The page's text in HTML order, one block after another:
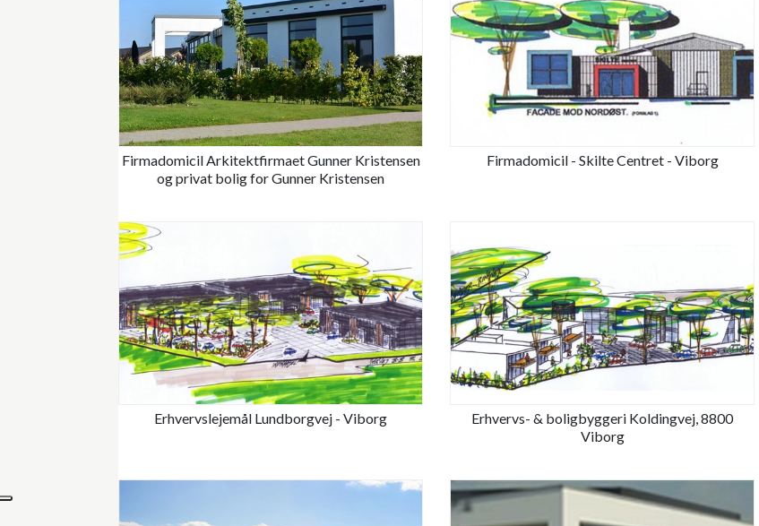
Firmadomicil Arkitektfirmaet Gunner Kristensen
og privat bolig for Gunner Kristensen
Firmadomicil - Skilte Centret - Viborg
Erhvervslejemål Lundborgvej - Viborg
Erhvervs- & boligbyggeri Koldingvej, 8800
Viborg